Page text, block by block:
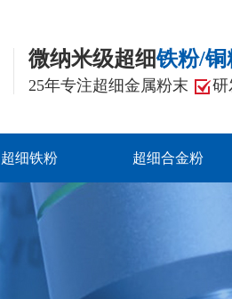
微纳米级超细铁粉/
25年专注超细金属粉末 研
超细铁粉 超细合金粉